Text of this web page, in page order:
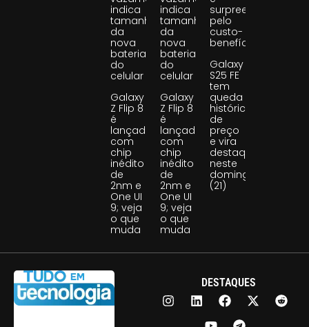
indica
tamanho
da
nova
bateria
do
celular
Galaxy
Z Flip 8
é
lançado
com
chip
inédito
de
2nm e
One UI
9; veja
o que
muda
indica
tamanho
da
nova
bateria
do
celular
Galaxy
Z Flip 8
é
lançado
com
chip
inédito
de
2nm e
One UI
9; veja
o que
muda
surpreende
pelo
custo-
benefício
Galaxy
S25 FE
tem
queda
histórica
de
preço
e vira
destaque
neste
domingo
(21)
DESTAQUES